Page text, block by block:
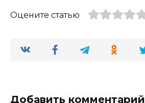
Оцените статью
Добавить комментарий